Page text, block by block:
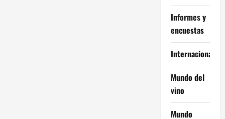
Informes y
encuestas
Internacional
Mundo del
vino
Mundo